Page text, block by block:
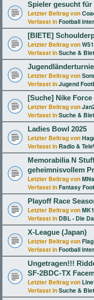
Spieler gesucht für
Letzter Beitrag von
Verfasst in Football
[BIETE]
Letzter Beitrag vonW51
Verfasst inSuche &
Letzter Beitrag von
Verfasst inJugend
[Suche] Nike Force
Letzter Beitrag von
Verfasst inSuche &
Ladies Bowl 2025
Letzter Beitrag von
Verfasst in Radio &
Memorabilia N
geheimnisvollem
Letzter Beitrag von
Verfasst in Fantasy
Playoff Race
Letzter Beitrag von
Verfasst in DBL - Die
X-League (Japan)
Letzter Beitrag von
Verfasst in Football
Ungetragen!!!
SF-2BDC-TX
Letzter Beitrag von
Verfasst inSuche &